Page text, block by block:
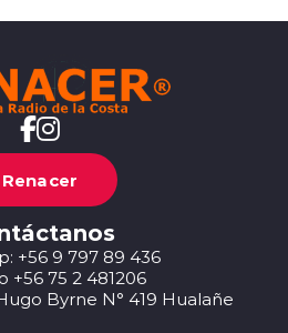
Renacer
+56 9 797 89 436
+56 75 2 481206
Byrne N° 419 Hualañe